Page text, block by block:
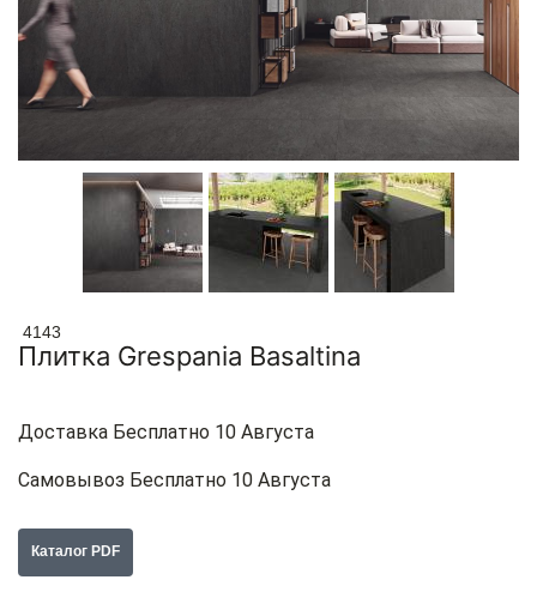
4143
Плитка Grespania Basaltina
Доставка Бесплатно 10 Августа
Самовывоз Бесплатно 10 Августа
Каталог PDF